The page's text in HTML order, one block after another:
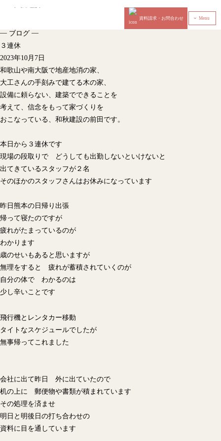
資料請求・お問合わせ ‹ Menu
— ブログ —
３連休
2023年10月7日
和歌山や南大阪で地産地消の家、
大工さんの手刻みで建てる木の家、
設備に頼らない、建築でできることを
考えて、信念をもって家づくりを
おこなっている、和秋建設の前田です。
本日から３連休です
現場の段取りで どうしても出勤しないといけないと
出てきているスタッフが２名
そのほかのスタッフさんはお休みになっています
昨日熊本の日帰り出張
帰って寝たのですが
疲れがたまっているのが
わかります
歳のせいもあると思いますが
無理をすると 疲れが蓄積されていくのが
自分の体で わかるのは
少し辛いことです
飛行機とレンタカー移動
タイトなスケジュールでしたが
無事帰ってこれました
会社に出て昨日 外に出ていたので
机の上に 郵便物や書類が積まれています
その処理を済ませ
明日と明後日の打ち合わせの
資料に目を通しています